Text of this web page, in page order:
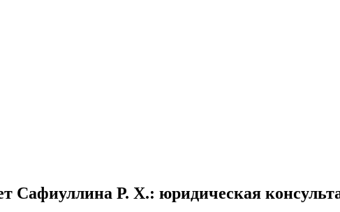
Сафиуллина Р. Х.: юридическая